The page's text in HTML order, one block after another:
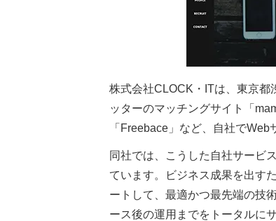
株式会社CLOCK・ITは、東京都
ッターのマッチングサイト「
「Freebace」など、自社で
同社では、こうした自社サービ
ています。ビジネス成果を出す
ートして、最適かつ最先端の技
ース後の運用までをトータルに